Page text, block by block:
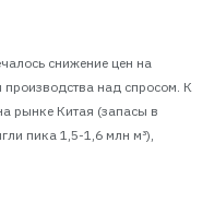
снижение цен на
над спросом. К
рынке Китая (запасы в
пика 1,5-1,6 млн м³),